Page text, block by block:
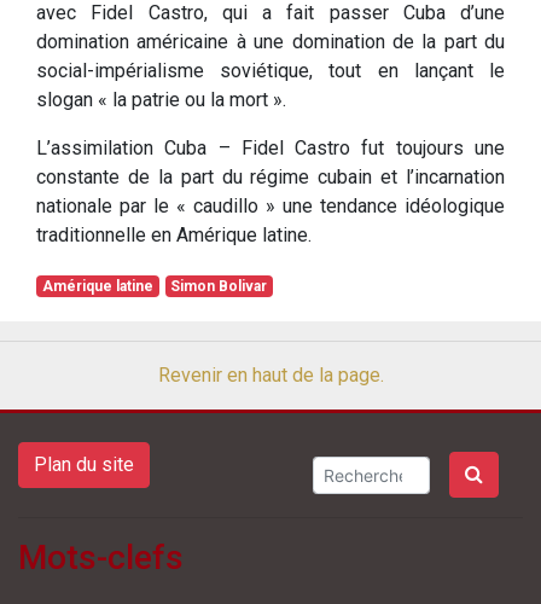
avec Fidel Castro, qui a fait passer Cuba d’une
domination américaine à une domination de la part du
social-impérialisme soviétique, tout en lançant le
slogan « la patrie ou la mort ».
L’assimilation Cuba – Fidel Castro fut toujours une
constante de la part du régime cubain et l’incarnation
nationale par le « caudillo » une tendance idéologique
traditionnelle en Amérique latine.
Amérique latine Simon Bolivar
Revenir en haut de la page.
Plan du site
Mots-clefs